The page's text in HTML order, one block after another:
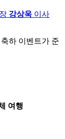
강상욱 이사
하 이벤트가 준
여행